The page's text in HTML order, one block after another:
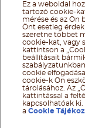
@Ferrero 2026
Felhasználás
Ez a weboldal
tartozó cookie-
mérése és az Ön
Önt esetleg
szeretne többet
cookie-kat, vagy
kattintson a
beállításait
cookie
cookie-k Ön
tárolásához. Az
kattintással a
kapcsolhatóak
aCookie